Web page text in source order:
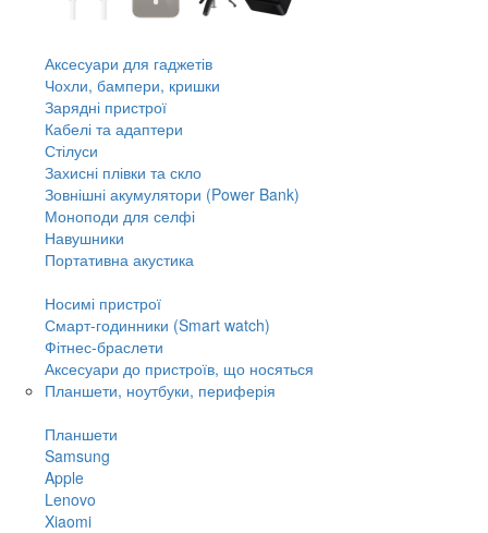
Аксесуари для гаджетів
Чохли, бампери, кришки
Зарядні пристрої
Кабелі та адаптери
Стілуси
Захисні плівки та скло
Зовнішні акумулятори (Power Bank)
Моноподи для селфі
Навушники
Портативна акустика
Носимі пристрої
Смарт-годинники (Smart watch)
Фітнес-браслети
Аксесуари до пристроїв, що носяться
Планшети, ноутбуки, периферія
Планшети
Samsung
Apple
Lenovo
Xiaomi